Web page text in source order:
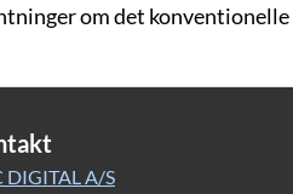
om det
DIGITAL A/S